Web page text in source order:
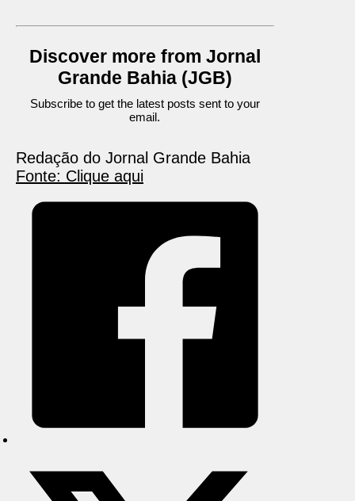
Discover more from Jornal
Grande Bahia (JGB)
Subscribe to get the latest posts sent to your
email.
Redação do Jornal Grande Bahia
Fonte: Clique aqui